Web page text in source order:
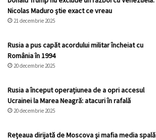
Nicolas Maduro știe exact ce vreau
21 decembrie 2025
Rusia a pus capăt acordului militar încheiat cu
România în 1994
20 decembrie 2025
Rusia a început operațiunea de a opri accesul
Ucrainei la Marea Neagră: atacuri în rafală
20 decembrie 2025
Rețeaua dirijată de Moscova și mafia media spală